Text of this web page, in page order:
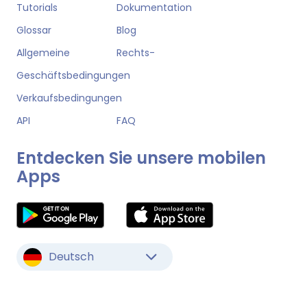
Tutorials
Dokumentation
Glossar
Blog
Allgemeine
Geschäftsbedingungen
Verkaufsbedingungen
Rechts-
API FAQ
Entdecken Sie unsere mobilen
Apps
Deutsch